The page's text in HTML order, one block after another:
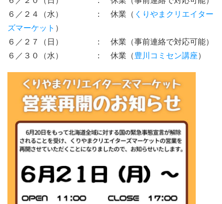
６／２４（水） ： 休業（ くりやまクリエイター
ズマーケット ）
６／２７（日） ： 休業（事前連絡で対応可能）
６／３０（水） ： 休業（豊川コミセン講座）